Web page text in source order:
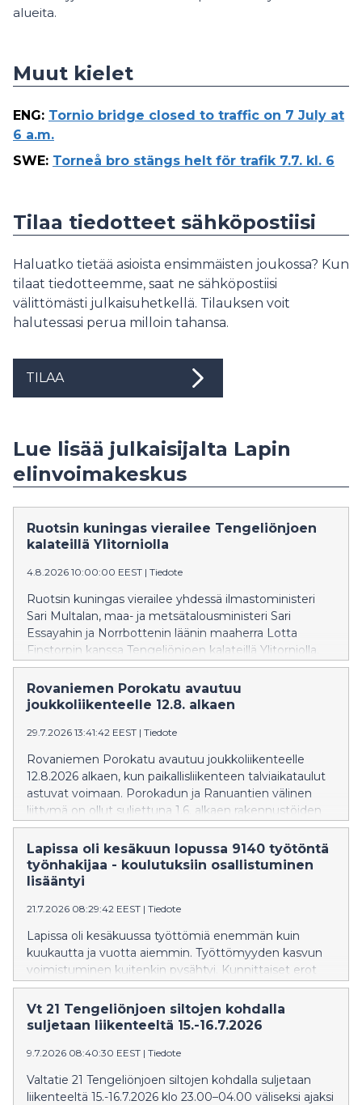
alueita.
Muut kielet
ENG: Tornio bridge closed to traffic on 7 July at
6 a.m.
SWE: Torneå bro stängs helt för trafik 7.7. kl. 6
Tilaa tiedotteet sähköpostiisi
Haluatko tietää asioista ensimmäisten joukossa? Kun
tilaat tiedotteemme, saat ne sähköpostiisi
välittömästi julkaisuhetkellä. Tilauksen voit
halutessasi perua milloin tahansa.
TILAA
Lue lisää julkaisijalta Lapin
elinvoimakeskus
Ruotsin kuningas vierailee Tengeliönjoen
kalateillä Ylitorniolla
4.8.2026 10:00:00 EEST | Tiedote
Ruotsin kuningas vierailee yhdessä ilmastoministeri
Sari Multalan, maa- ja metsätalousministeri Sari
Essayahin ja Norrbottenin läänin maaherra Lotta
Finstorpin kanssa Tengeliönjoen kalateillä Ylitorniolla.
Lapin elinvoimakeskuksen asiantuntijat esittelevät
Lapin elinvoimakeskuksen rakennuttamia kalateitä ja
virtavesikunnostuskohteita arvovieraille.
Rovaniemen Porokatu avautuu
joukkoliikenteelle 12.8. alkaen
29.7.2026 13:41:42 EEST | Tiedote
Rovaniemen Porokatu avautuu joukkoliikenteelle
12.8.2026 alkaen, kun paikallisliikenteen talviaikataulut
astuvat voimaan. Porokadun ja Ranuantien välinen
liittymä on ollut suljettuna 1.6. alkaen rakennustöiden
vuoksi.
Lapissa oli kesäkuun lopussa 9140 työtöntä
työnhakijaa - koulutuksiin osallistuminen
lisääntyi
21.7.2026 08:29:42 EEST | Tiedote
Lapissa oli kesäkuussa työttömiä enemmän kuin
kuukautta ja vuotta aiemmin. Työttömyyden kasvun
voimistuminen kuitenkin pysähtyi. Kunnittaiset erot
työttömyydessä ovat edelleen huomattavia.
Palveluihin osallistuvien määrä kasvoi vuodentakaiseen
verrattuna.
Vt 21 Tengeliönjoen siltojen kohdalla
suljetaan liikenteeltä 15.-16.7.2026
9.7.2026 08:40:30 EEST | Tiedote
Valtatie 21 Tengeliönjoen siltojen kohdalla suljetaan
liikenteeltä 15.-16.7.2026 klo 23.00–04.00 väliseksi ajaksi